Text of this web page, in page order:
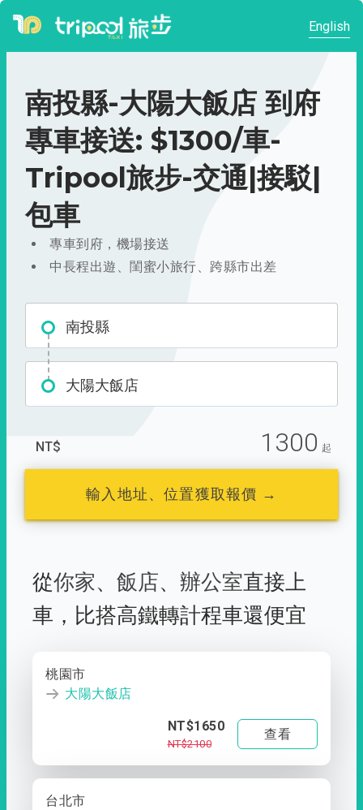
English
南投縣-大陽大飯店 到府
專車接送: $1300/車-
Tripool旅步-交通|接駁|
包車
專車到府，機場接送
中長程出遊、閨蜜小旅行、跨縣市出差
南投縣
大陽大飯店
NT$ 1300 起
輸入地址、位置獲取報價 →
從你家、 飯店、 辦公室直接上
車， 比搭高鐵轉計程車還便宜
桃園市
大陽大飯店
NT$1650
NT$2100
查看
台北市